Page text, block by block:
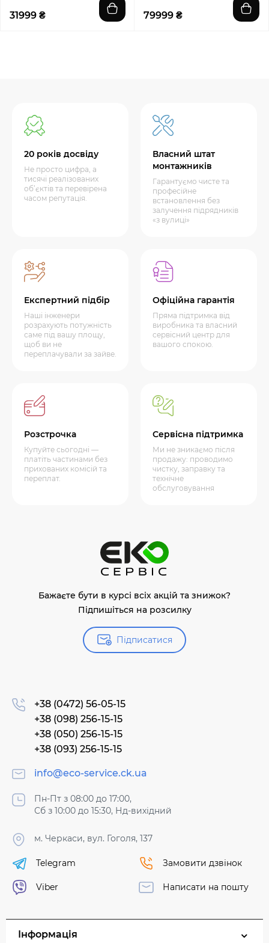
31999 ₴ 79999 ₴
20 років досвіду
Не просто цифра, а
тисячі реалізованих
об’єктів та перевірена
часом репутація.
Власний штат
монтажників
Гарантуємо чисте та
професійне
встановлення без
залучення підрядників
«з вулиці»
Експертний підбір
Наші інженери
розрахують потужність
саме під вашу площу,
щоб ви не
переплачували за зайве.
Офіційна гарантія
Пряма підтримка від
виробника та власний
сервісний центр для
вашого спокою.
Розстрочка
Купуйте сьогодні —
платіть частинами без
прихованих комісій та
переплат.
Сервісна підтримка
Ми не зникаємо після
продажу: проводимо
чистку, заправку та
технічне
обслуговування
Бажаєте бути в курсі всіх акцій та знижок?
Підпишіться на розсилку
Підписатися
+38 (0472) 56-05-15
+38 (098) 256-15-15
+38 (050) 256-15-15
+38 (093) 256-15-15
info@eco-service.ck.ua
Пн-Пт з 08:00 до 17:00,
Сб з 10:00 до 15:30, Нд-вихідний
м. Черкаси, вул. Гоголя, 137
Telegram
Viber
Замовити дзвінок
Написати на пошту
Інформація